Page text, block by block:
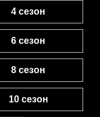
4 сезон
6 сезон
8 сезон
10 сезон